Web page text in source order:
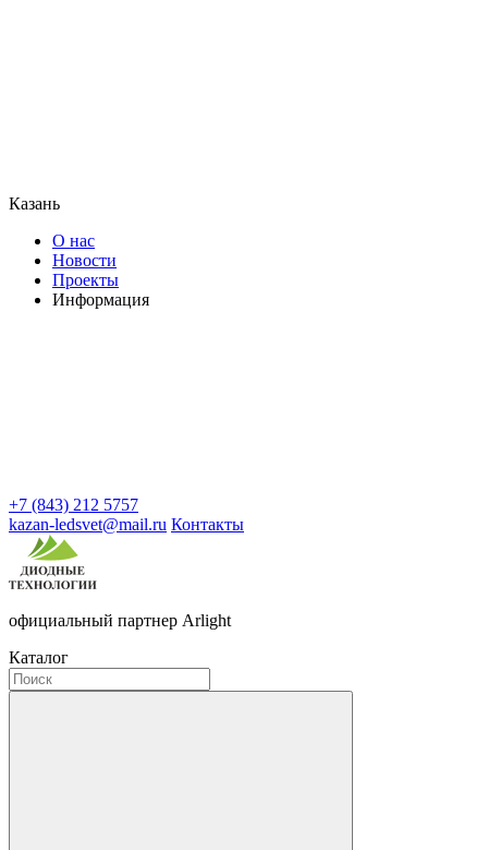
Казань
О нас
Новости
Проекты
Информация
+7 (843) 212 5757
kazan-ledsvet@mail.ru Контакты
официальный партнер Arlight
Каталог